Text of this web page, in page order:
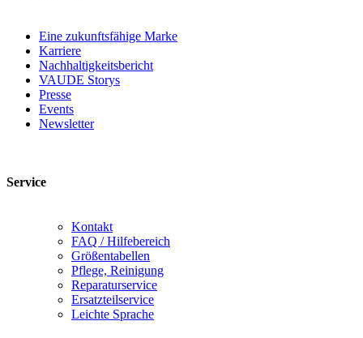
Eine zukunftsfähige Marke
Karriere
Nachhaltigkeitsbericht
VAUDE Storys
Presse
Events
Newsletter
Service
Kontakt
FAQ / Hilfebereich
Größentabellen
Pflege, Reinigung
Reparaturservice
Ersatzteilservice
Leichte Sprache